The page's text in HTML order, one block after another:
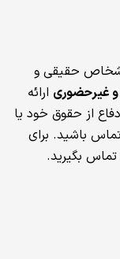
حقیقی و
غیرحضوری ارائه
از حقوق خود یا
باشید. برای
تماس بگیرید.